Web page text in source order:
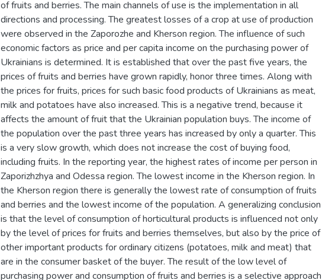
of fruits and berries. The main channels of use is the implementation in all
directions and processing. The greatest losses of a crop at use of production
were observed in the Zaporozhe and Kherson region. The influence of such
economic factors as price and per capita income on the purchasing power of
Ukrainians is determined. It is established that over the past five years, the
prices of fruits and berries have grown rapidly, honor three times. Along with
the prices for fruits, prices for such basic food products of Ukrainians as meat,
milk and potatoes have also increased. This is a negative trend, because it
affects the amount of fruit that the Ukrainian population buys. The income of
the population over the past three years has increased by only a quarter. This
is a very slow growth, which does not increase the cost of buying food,
including fruits. In the reporting year, the highest rates of income per person in
Zaporizhzhya and Odessa region. The lowest income in the Kherson region. In
the Kherson region there is generally the lowest rate of consumption of fruits
and berries and the lowest income of the population. A generalizing conclusion
is that the level of consumption of horticultural products is influenced not only
by the level of prices for fruits and berries themselves, but also by the price of
other important products for ordinary citizens (potatoes, milk and meat) that
are in the consumer basket of the buyer. The result of the low level of
purchasing power and consumption of fruits and berries is a selective approach